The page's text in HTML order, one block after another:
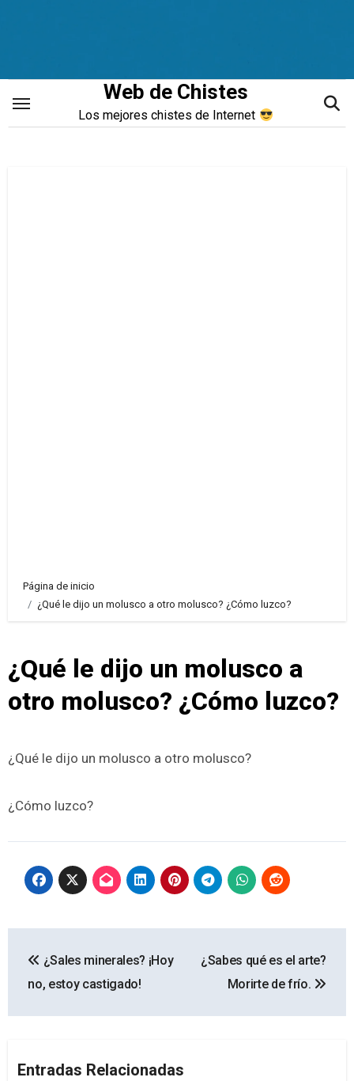
Web de Chistes
Los mejores chistes de Internet
Página de inicio
¿Qué le dijo un molusco a otro molusco? ¿Cómo luzco?
¿Qué le dijo un molusco a
otro molusco? ¿Cómo luzco?
¿Qué le dijo un molusco a otro molusco?
¿Cómo luzco?
de
entradas
¿Sales minerales? ¡Hoy
no, estoy castigado!
¿Sabes qué es el arte?
Morirte de frío.
Entradas Relacionadas